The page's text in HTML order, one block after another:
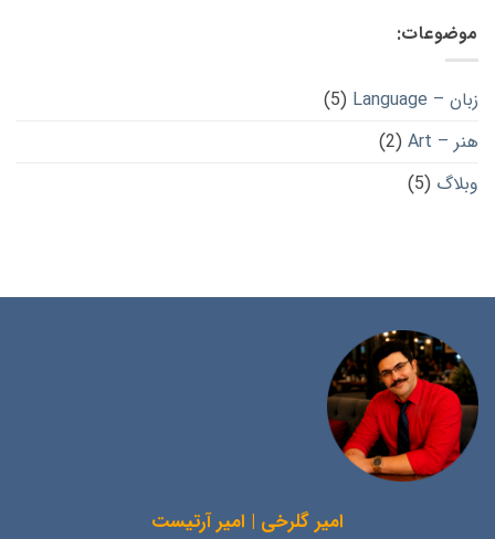
موضوعات:
زبان – Language
(5)
هنر – Art
(2)
وبلاگ (5)
امیر گلرخی | امیر آرتیست